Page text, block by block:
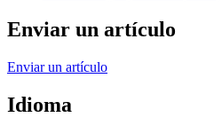
Enviar un artículo
Enviar un artículo
Idioma